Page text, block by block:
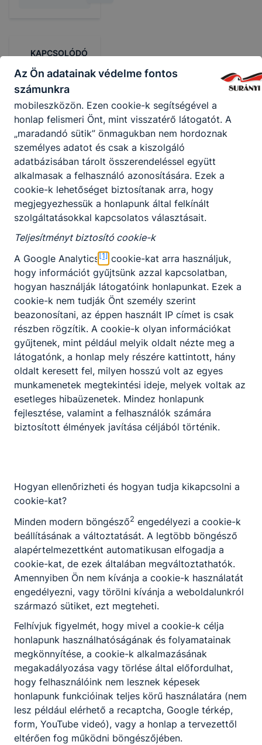
KAPCSOLÓDÓ
Ünnepélyes
keretek között
zárult
Erasmus+
projektünk!
Intézményünk 16
fő Surányis
tanulója
sikeresen
teljesítette rövid
távú tanulási
célú mobilitását
a Vajdaságban.
2026.
17.
Miczán
Róbert
Beiratkozási
információk
megkezdhesd
tanulmányidat
intézményünkben  8.
osztályos tanulmányaidat
a jelenlegi iskoládban
eredményesen be kell
fejezned,  meg kell
felelned a
foglalkozásegészségügyi
alkalmassági
2026.
jún.
10.
Miczán
Róbert
Az Ön adatainak védelme fontos
számunkra
cookie)
A "maradandó sütik" a honlap elhagyását követően
is tárolódnak a számítógépen, notebookon vagy
mobileszközön. Ezen cookie-k segítségével a
honlap felismeri Önt, mint visszatérő látogatót. A
„maradandó sütik” önmagukban nem hordoznak
személyes adatot és csak a kiszolgáló
adatbázisában tárolt összerendeléssel együtt
alkalmasak a felhasználó azonosítására. Ezek a
cookie-k lehetőséget biztosítanak arra, hogy
megjegyezhessük a honlapunk által felkínált
szolgáltatásokkal kapcsolatos választásait.
Teljesítményt biztosító cookie-k
A Google Analytics[1] cookie-kat arra használjuk,
hogy információt gyűjtsünk azzal kapcsolatban,
hogyan használják látogatóink honlapunkat. Ezek a
cookie-k nem tudják Önt személy szerint
beazonosítani, az éppen használt IP címet is csak
részben rögzítik. A cookie-k olyan információkat
gyűjtenek, mint például melyik oldalt nézte meg a
látogatónk, a honlap mely részére kattintott, hány
oldalt keresett fel, milyen hosszú volt az egyes
munkamenetek megtekintési ideje, melyek voltak az
esetleges hibaüzenetek. Mindez honlapunk
fejlesztése, valamint a felhasználók számára
biztosított élmények javítása céljából történik.
Hogyan ellenőrizheti és hogyan tudja kikapcsolni a
cookie-kat?
Minden modern böngésző2 engedélyezi a cookie-k
beállításának a változtatását. A legtöbb böngésző
alapértelmezettként automatikusan elfogadja a
cookie-kat, de ezek általában megváltoztathatók.
Amennyiben Ön nem kívánja a cookie-k használatát
engedélyezni, vagy törölni kívánja a weboldalunkról
származó sütiket, ezt megteheti.
Felhívjuk figyelmét, hogy mivel a cookie-k célja
honlapunk használhatóságának és folyamatainak
megkönnyítése, a cookie-k alkalmazásának
megakadályozása vagy törlése által előfordulhat,
hogy felhasználóink nem lesznek képesek
honlapunk funkcióinak teljes körű használatára (nem
lesz például elérhető a recaptcha, Google térkép,
form, YouTube videó), vagy a honlap a tervezettől
eltérően fog működni böngészőjében.